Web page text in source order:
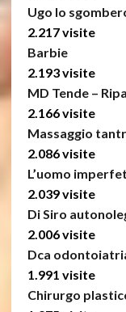
Ugo lo
2.217 visite
Barbie
2.193 visite
MD Tende –
2.166 visite
Massaggio
2.086 visite
L’uomo
2.039 visite
Di Siro
2.006 visite
Dca
1.991 visite
Chirurgo